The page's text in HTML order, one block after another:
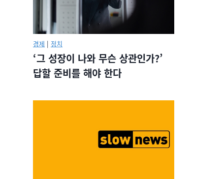
경제 | 정치
‘그 성장이 나와 무슨 상관인가?’
답할 준비를 해야 한다